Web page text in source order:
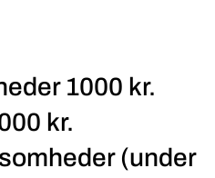
1000 kr.
kr.
(under